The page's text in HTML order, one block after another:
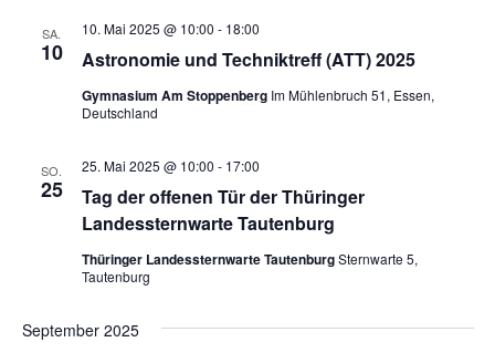
SA.
10 Astronomie und Techniktreff (ATT) 2025
10. Mai 2025 @ 10:00 - 18:00
Gymnasium Am Stoppenberg Im Mühlenbruch 51, Essen,
Deutschland
SO.
25
Tag der offenen Tür der Thüringer
Landessternwarte Tautenburg
25. Mai 2025 @ 10:00 - 17:00
Thüringer Landessternwarte TautenburgSternwarte 5,
Tautenburg
September 2025